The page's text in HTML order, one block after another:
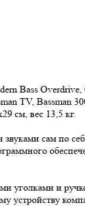
Bass
TV,
см, вес 13,5 кг.
сам по
и